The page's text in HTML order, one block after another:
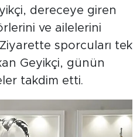
dereceye giren
ve ailelerini
sporcuları tek
Geyikçi, günün
takdim etti.